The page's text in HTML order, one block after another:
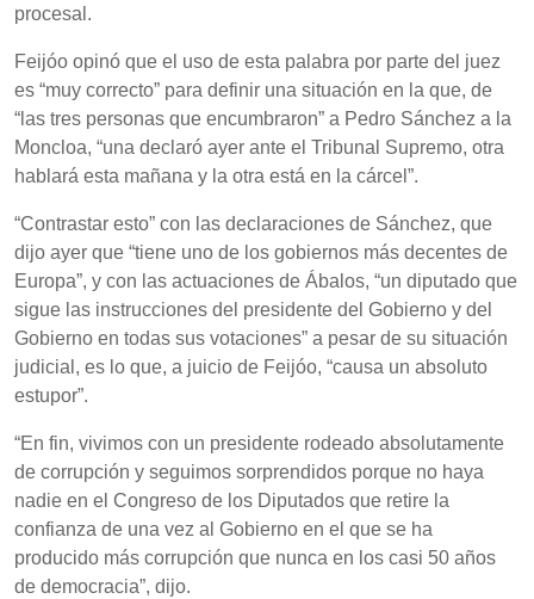
procesal.
Feijóo opinó que el uso de esta palabra por parte del juez
es “muy correcto” para definir una situación en la que, de
“las tres personas que encumbraron” a Pedro Sánchez a la
Moncloa, “una declaró ayer ante el Tribunal Supremo, otra
hablará esta mañana y la otra está en la cárcel”.
“Contrastar esto” con las declaraciones de Sánchez, que
dijo ayer que “tiene uno de los gobiernos más decentes de
Europa”, y con las actuaciones de Ábalos, “un diputado que
sigue las instrucciones del presidente del Gobierno y del
Gobierno en todas sus votaciones” a pesar de su situación
judicial, es lo que, a juicio de Feijóo, “causa un absoluto
estupor”.
“En fin, vivimos con un presidente rodeado absolutamente
de corrupción y seguimos sorprendidos porque no haya
nadie en el Congreso de los Diputados que retire la
confianza de una vez al Gobierno en el que se ha
producido más corrupción que nunca en los casi 50 años
de democracia”, dijo.